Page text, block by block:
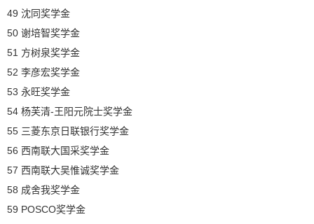
49 沈同奖学金
50 谢培智奖学金
51 方树泉奖学金
52 李彦宏奖学金
53 永旺奖学金
54 杨芙清-王阳元院士奖学金
55 三菱东京日联银行奖学金
56 西南联大国采奖学金
57 西南联大吴惟诚奖学金
58 成舍我奖学金
59 POSCO奖学金